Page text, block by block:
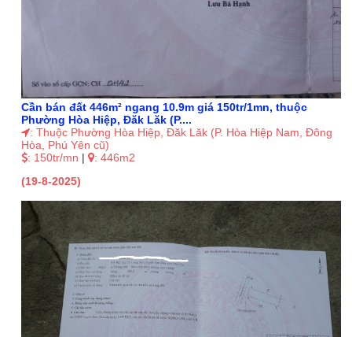
Cần bán đất 446m² ngang 10.9m giá 150tr/1mn, thuộc
Phường Hòa Hiệp, Đăk Lăk (P....
: Thuộc Phường Hòa Hiệp, Đăk Lăk (P. Hòa Hiệp Nam, Đông
Hòa, Phú Yên cũ)
: 150tr/mn | : 446m2
(19-8-2025)